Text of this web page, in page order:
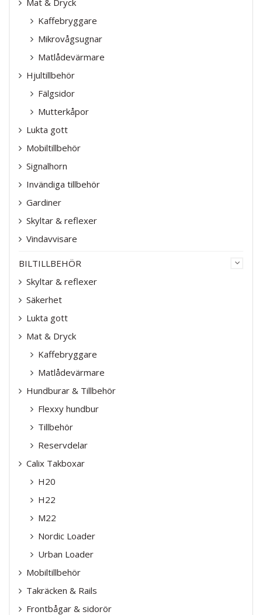
Kaffebryggare
Mikrovågsugnar
Matlådevärmare
Hjultillbehör
Fälgsidor
Mutterkåpor
Lukta gott
Mobiltillbehör
Signalhorn
Invändiga tillbehör
Gardiner
Skyltar & reflexer
Vindavvisare
BILTILLBEHÖR
Skyltar & reflexer
Säkerhet
Lukta gott
Mat & Dryck
Kaffebryggare
Matlådevärmare
Hundburar & Tillbehör
Flexxy hundbur
Tillbehör
Reservdelar
Calix Takboxar
H20
H22
M22
Nordic Loader
Urban Loader
Mobiltillbehör
Takräcken & Rails
Frontbågar & sidorör